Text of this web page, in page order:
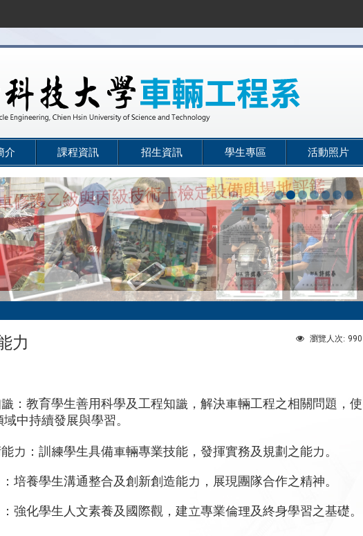
介 課程資訊 招生資訊 學生專區 活動照片
瀏覽人次:
力
：教育學生善用科學及工程知識，解決車輛工程之相關問題，使
中持續發展與學習。
力：訓練學生具備車輛專業技能，發揮實務及規劃之能力。
培養學生溝通整合及創新創造能力，展現團隊合作之精神。
強化學生人文素養及國際觀，建立專業倫理及終身學習之基礎。